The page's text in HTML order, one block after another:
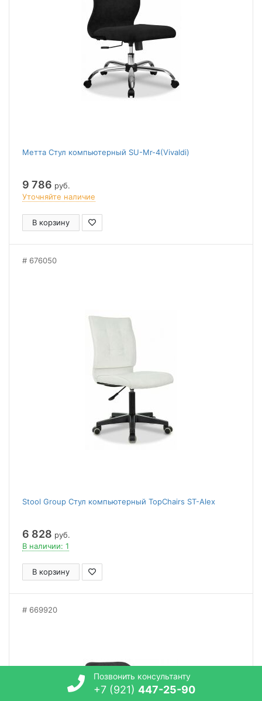
Метта Стул компьютерный SU-Mr-4(Vivaldi)
9 786 руб.
Уточняйте наличие
В корзину
676050
Stool Group Стул компьютерный TopChairs ST-Alex
6 828 руб.
В наличии: 1
В корзину
669920
Позвонить консультанту
+7 (921) 447-25-90